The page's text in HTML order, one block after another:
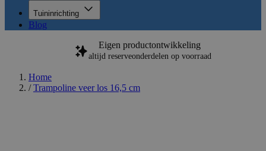
Tuininrichting
Blog
Eigen productontwikkeling
altijd reserveonderdelen op voorraad
Home
/ Trampoline veer los 16,5 cm